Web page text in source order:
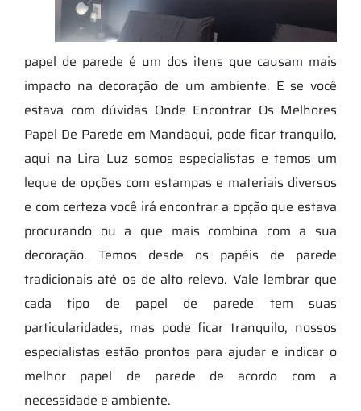
papel de parede é um dos itens que causam mais
impacto na decoração de um ambiente. E se você
estava com dúvidas Onde Encontrar Os Melhores
Papel De Parede em Mandaqui, pode ficar tranquilo,
aqui na Lira Luz somos especialistas e temos um
leque de opções com estampas e materiais diversos
e com certeza você irá encontrar a opção que estava
procurando ou a que mais combina com a sua
decoração. Temos desde os papéis de parede
tradicionais até os de alto relevo. Vale lembrar que
cada tipo de papel de parede tem suas
particularidades, mas pode ficar tranquilo, nossos
especialistas estão prontos para ajudar e indicar o
melhor papel de parede de acordo com a
necessidade e ambiente.